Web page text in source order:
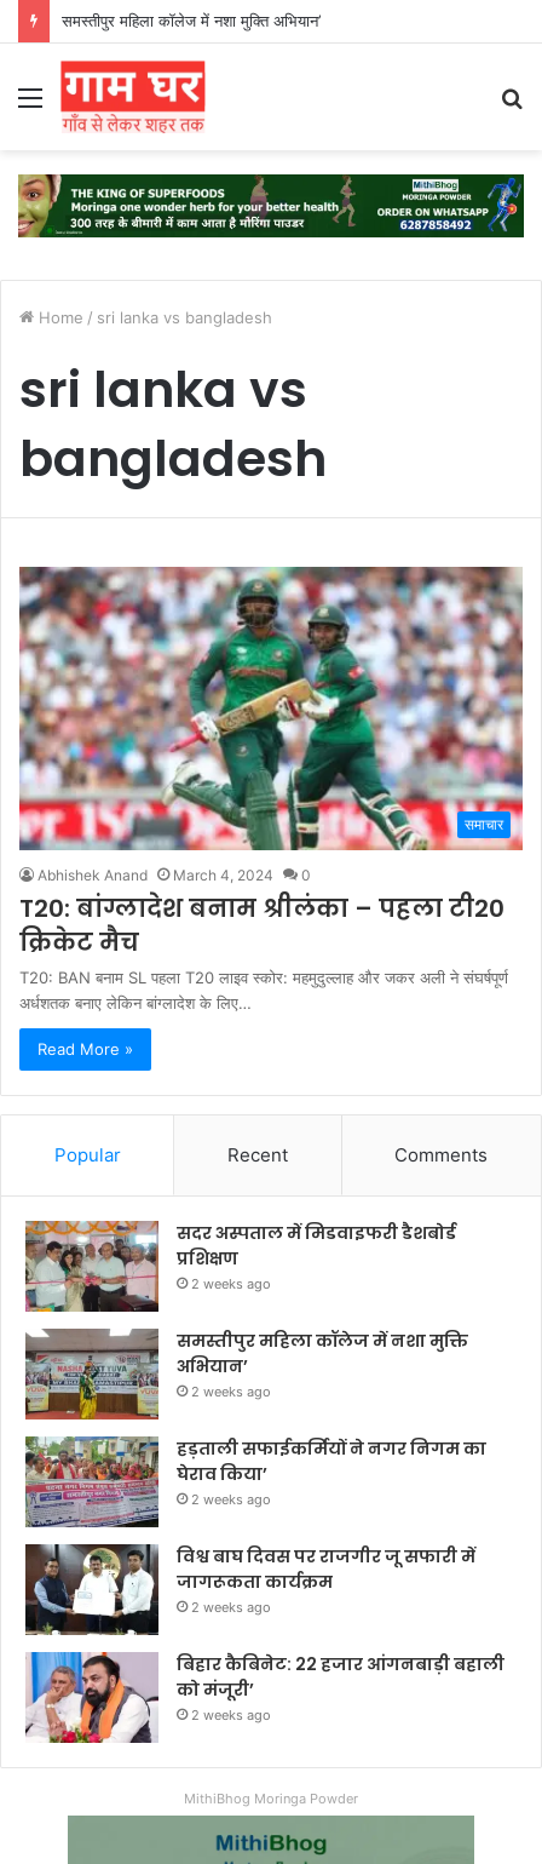
समस्तीपुर महिला कॉलेज में नशा मुक्ति अभियान’
Menu
Home / sri lanka vs bangladesh
sri lanka vs
bangladesh
समाचार
Abhishek Anand March 4, 2024 0
T20: बांग्लादेश बनाम श्रीलंका – पहला टी20
क्रिकेट मैच
T20: BAN बनाम SL पहला T20 लाइव स्कोर: महमुदुल्लाह और जकर अली ने संघर्षपूर्ण
अर्धशतक बनाए लेकिन बांग्लादेश के लिए…
Read More »
Popular Recent Comments
सदर अस्पताल में मिडवाइफरी डैशबोर्ड
प्रशिक्षण
2 weeks ago
समस्तीपुर महिला कॉलेज में नशा मुक्ति
अभियान’
2 weeks ago
हड़ताली सफाईकर्मियों ने नगर निगम का
घेराव किया’
2 weeks ago
विश्व बाघ दिवस पर राजगीर जू सफारी में
जागरूकता कार्यक्रम
2 weeks ago
बिहार कैबिनेट: 22 हजार आंगनबाड़ी बहाली
को मंजूरी’
2 weeks ago
MithiBhog Moringa Powder